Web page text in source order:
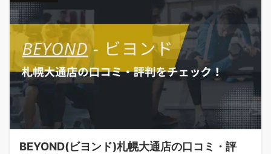
BEYOND(ビヨンド)札幌大通店の口コミ・評